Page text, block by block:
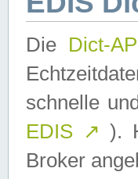
Die Dict-
schnelle
EDIS ↗ ).
Broker